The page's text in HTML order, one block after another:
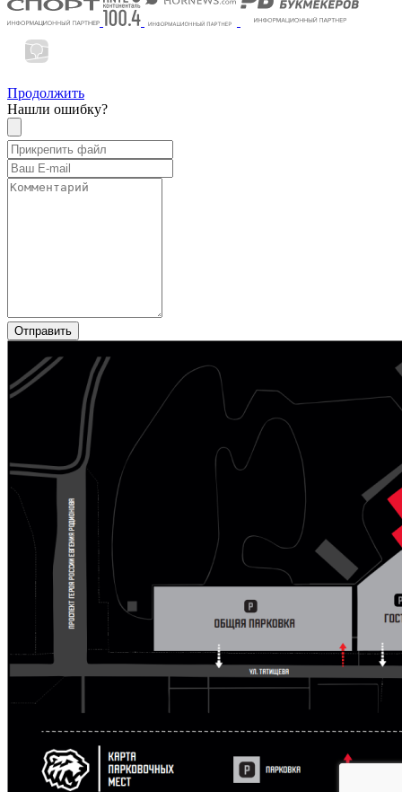
Продолжить
Нашли ошибку?